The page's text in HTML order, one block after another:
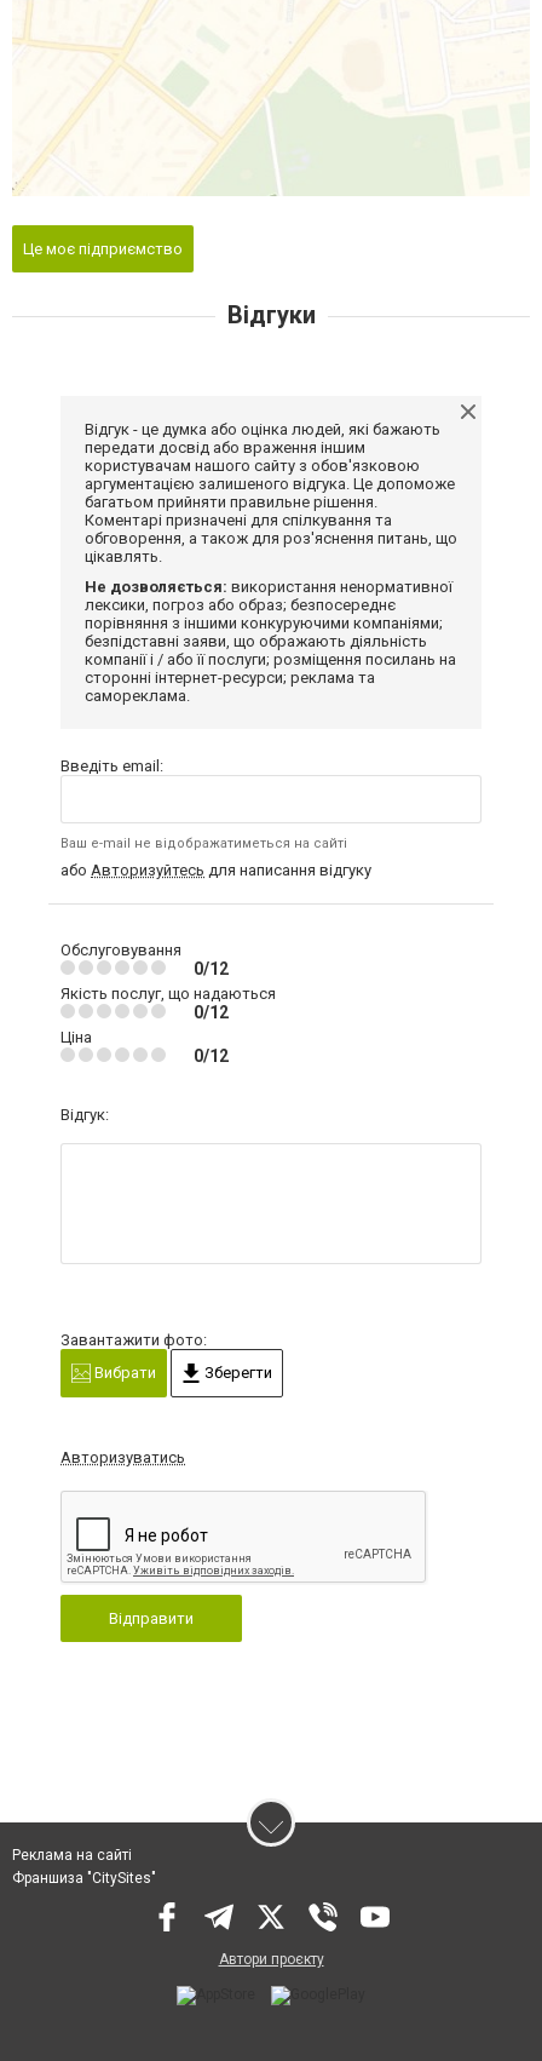
Це моє підприємство
Відгуки
Відгук - це думка або оцінка людей, які бажають
передати досвід або враження іншим
користувачам нашого сайту з обов'язковою
аргументацією залишеного відгука. Це допоможе
багатьом прийняти правильне рішення.
Коментарі призначені для спілкування та
обговорення, а також для роз'яснення питань, що
цікавлять.
Не дозволяється: використання ненормативної
лексики, погроз або образ; безпосереднє
порівняння з іншими конкуруючими компаніями;
безпідставні заяви, що ображають діяльність
компанії і / або її послуги; розміщення посилань на
сторонні інтернет-ресурси; реклама та
самореклама.
Введіть email:
Ваш e-mail не відображатиметься на сайті
або Авторизуйтесь для написання відгуку
Обслуговування
0/12
Якість послуг, що надаються
0/12
Ціна
0/12
Відгук:
Завантажити фото:
Вибрати
Зберегти
Авторизуватись
Відправити
Реклама на сайті
Франшиза "CitySites"
Автори проєкту